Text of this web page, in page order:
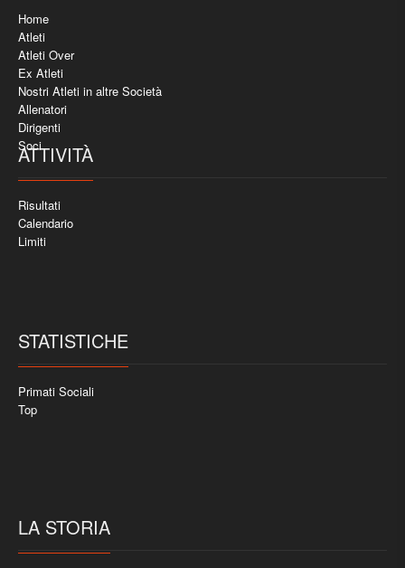
Home
Atleti
Atleti Over
Ex Atleti
Nostri Atleti in altre Società
Allenatori
Dirigenti
Soci
ATTIVITÀ
Risultati
Calendario
Limiti
STATISTICHE
Primati Sociali
Top
LA STORIA